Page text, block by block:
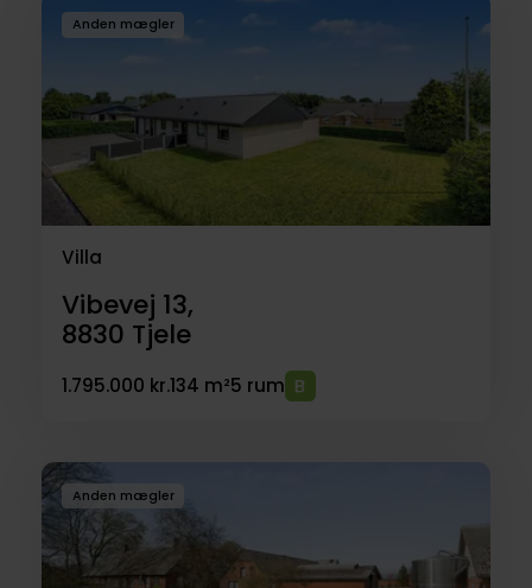
Anden mægler
Villa
Vibevej 13,
8830 Tjele
1.795.000 kr.134 m²5 rum
Anden mægler